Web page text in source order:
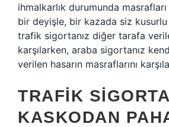
ihmalkarlık durumunda
bir deyişle, bir kazada siz
trafik sigortanız diğer tarafa
karşılarken, araba sigortanız
verilen hasarın masraflarını
TRAFIK
KASKODAN